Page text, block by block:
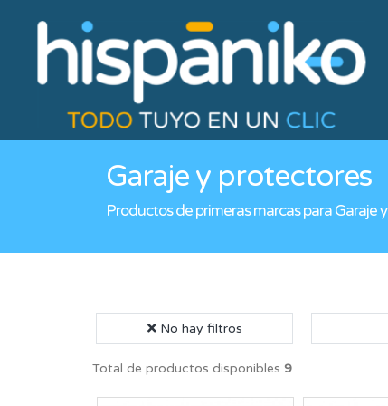
Garaje y protectores
Productos de primeras marcas para Garaje
No hay filtros
Total de productos disponibles 9